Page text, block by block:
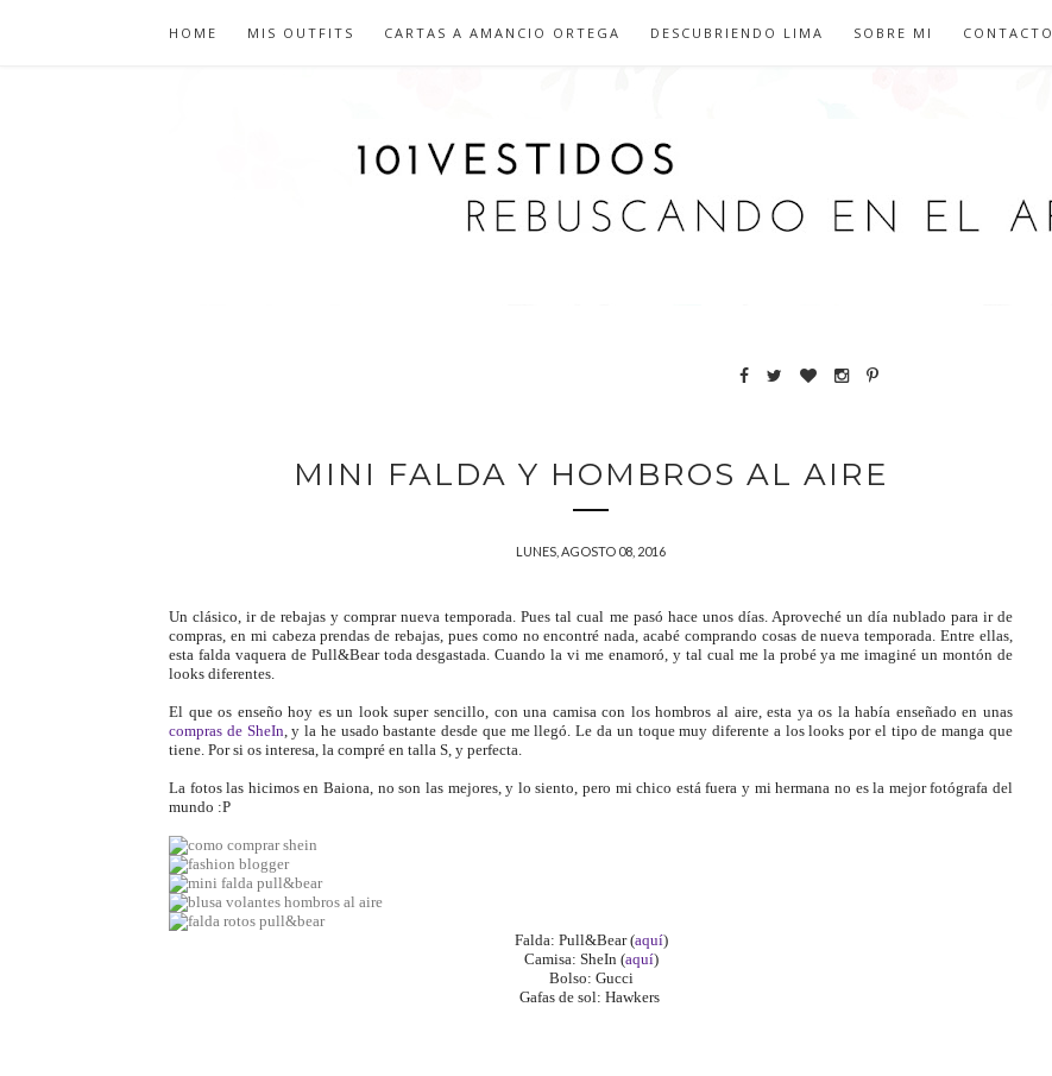
HOME MIS OUTFITS CARTAS A AMANCIO ORTEGA DESCUBRIENDO LIMA SOBRE MI CONTACTO
MINI FALDA Y HOMBROS AL AIRE
LUNES, AGOSTO 08, 2016
Un clásico, ir de rebajas y comprar nueva temporada. Pues tal cual me pasó hace unos días. Aproveché un día nublado para ir de
compras, en mi cabeza prendas de rebajas, pues como no encontré nada, acabé comprando cosas de nueva temporada. Entre ellas,
esta falda vaquera de Pull&Bear toda desgastada. Cuando la vi me enamoró, y tal cual me la probé ya me imaginé un montón de
looks diferentes.
El que os enseño hoy es un look super sencillo, con una camisa con los hombros al aire, esta ya os la había enseñado en unas
compras de SheIn, y la he usado bastante desde que me llegó. Le da un toque muy diferente a los looks por el tipo de manga que
tiene. Por si os interesa, la compré en talla S, y perfecta.
La fotos las hicimos en Baiona, no son las mejores, y lo siento, pero mi chico está fuera y mi hermana no es la mejor fotógrafa del
mundo :P
Falda: Pull&Bear (aquí)
Camisa: SheIn (aquí)
Bolso: Gucci
Gafas de sol: Hawkers